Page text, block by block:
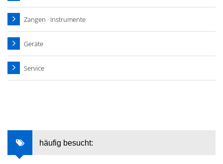
Zangen · Instrumente
Geräte
Service
häufig besucht: